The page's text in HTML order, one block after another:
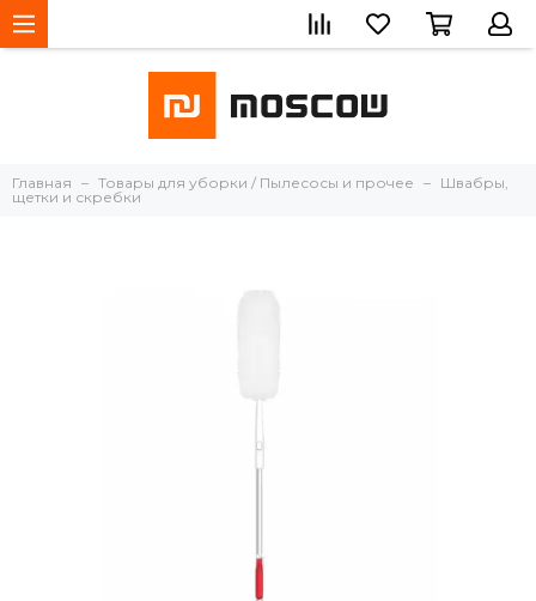
Главная Товары для уборки / Пылесосы и прочее
Швабры,
щетки и скребки